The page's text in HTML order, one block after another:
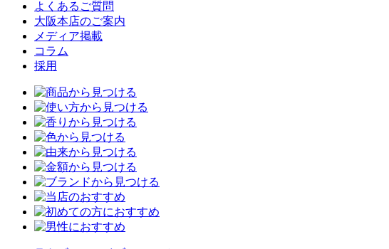
よくあるご質問
大阪本店のご案内
メディア掲載
コラム
採用